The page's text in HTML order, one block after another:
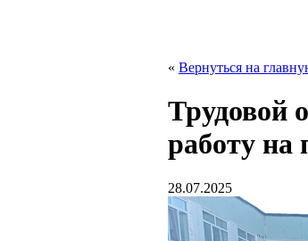
« Вернуться на
Трудовой
работу на
28.07.2025